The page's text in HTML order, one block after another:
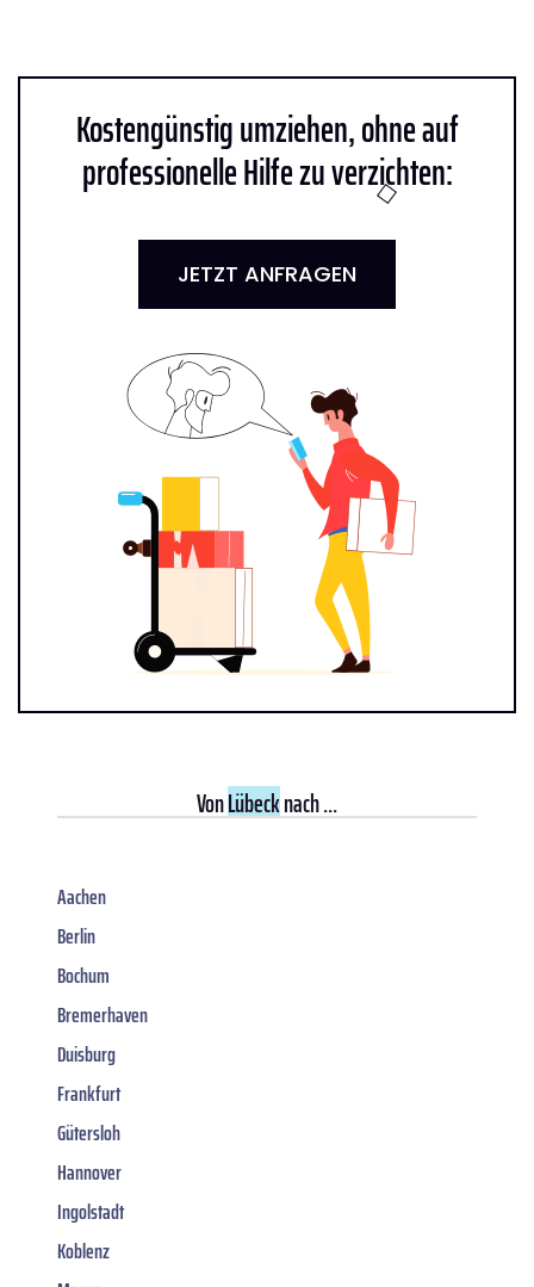
Kostengünstig umziehen, ohne auf
professionelle Hilfe zu verzichten:
JETZT ANFRAGEN
VonLübecknach ...
Aachen
Berlin
Bochum
Bremerhaven
Duisburg
Frankfurt
Gütersloh
Hannover
Ingolstadt
Koblenz